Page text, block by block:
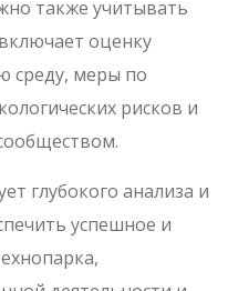
также учитывать
оценку
среду, меры по
рисков и
глубокого анализа и
успешное и